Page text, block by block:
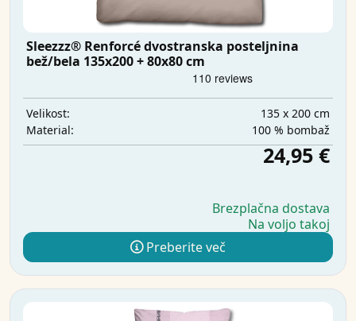
Sleezzz® Renforcé dvostranska posteljnina
bež/bela 135x200 + 80x80 cm
Velikost:
135 x 200 cm
Material:
100 % bombaž
24,95 €
Brezplačna dostava
Na voljo takoj
Preberite več